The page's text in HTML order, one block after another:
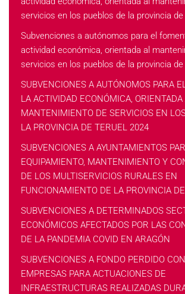
servicios en los pueblos de la provincia de
Subvenciones a autónomos para el
actividad económica, orientada al
servicios en los pueblos de la provincia de
SUBVENCIONES A AUTÓNOMOS PARA
LA ACTIVIDAD ECONÓMICA, ORIENTADA
MANTENIMIENTO DE SERVICIOS EN
LA PROVINCIA DE TERUEL 2024
SUBVENCIONES A AYUNTAMIENTOS
EQUIPAMIENTO, MANTENIMIENTO Y
DE LOS MULTISERVICIOS RURALES EN
FUNCIONAMIENTO DE LA PROVINCIA
SUBVENCIONES A DETERMINADOS
ECONÓMICOS AFECTADOS POR LAS
DE LA PANDEMIA COVID EN ARAGÓN
SUBVENCIONES A FONDO PERDIDO
EMPRESAS PARA ACTUACIONES DE
INFRAESTRUCTURAS REALIZADAS